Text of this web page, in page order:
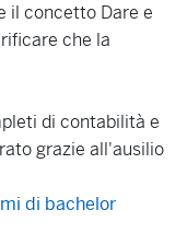
il concetto Dare e
che la
di contabilità e
grazie all'ausilio
di bachelor